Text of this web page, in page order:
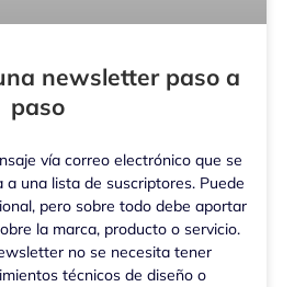
newsletter paso a
paso
vía correo electrónico que se
una lista de suscriptores. Puede
pero sobre todo debe aportar
la marca, producto o servicio.
no se necesita tener
técnicos de diseño o